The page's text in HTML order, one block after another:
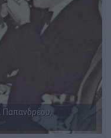
Παπανδρέου,